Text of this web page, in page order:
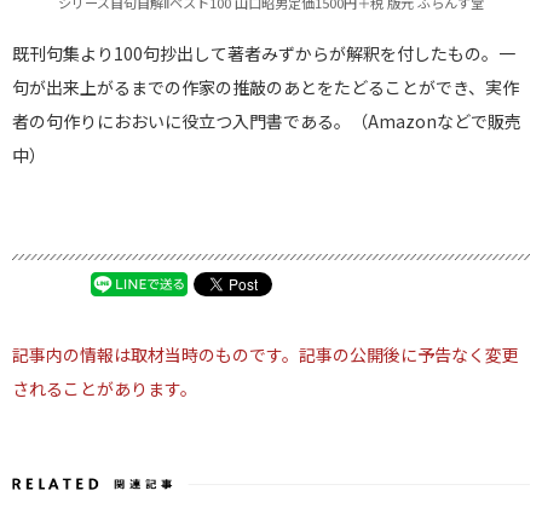
既刊句集より100句抄出して著者みずからが解釈を付したもの。一
句が出来上がるまでの作家の推敲のあとをたどることができ、実作
者の句作りにおおいに役立つ入門書である。（Amazonなどで販売
中）
記事内の情報は取材当時のものです。記事の公開後に予告なく変更
されることがあります。